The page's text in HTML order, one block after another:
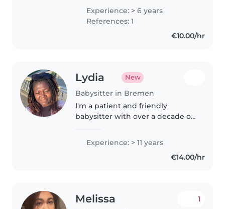
zweiter Sohn ist am 08.05.2026
geboren und ich habe sehr
gerne die Kinder um mich
Experience: > 6 years
References: 1
€10.00/hr
Lydia New
Babysitter in Bremen
I'm a patient and friendly
babysitter with over a decade of
degree from the University of
Ghana and love using music,..
Experience: > 11 years
€14.00/hr
Melissa 1